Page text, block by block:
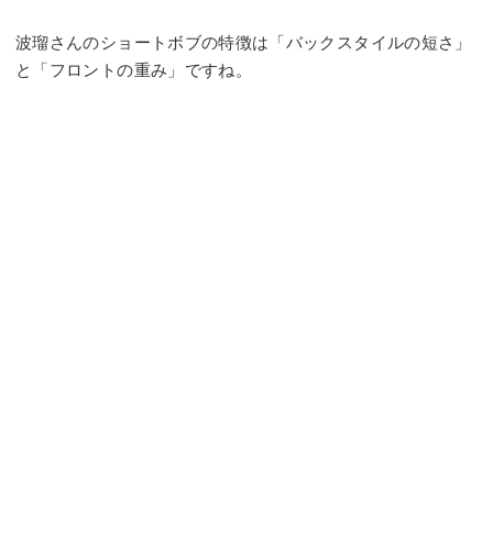
波瑠さんのショートボブの特徴は「バックスタイルの短さ」
と「フロントの重み」ですね。